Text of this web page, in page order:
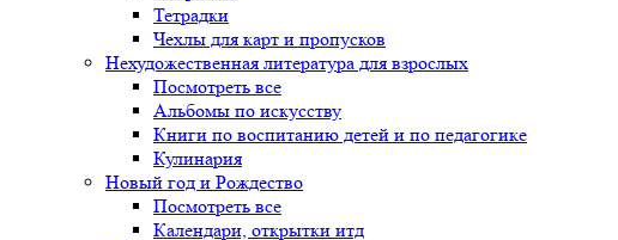
Тетрадки
Чехлы для карт и пропусков
Нехудожественная литература для взрослых
Посмотреть все
Альбомы по искусству
Книги по воспитанию детей и по педагогике
Кулинария
Новый год и Рождество
Посмотреть все
Календари, открытки итд